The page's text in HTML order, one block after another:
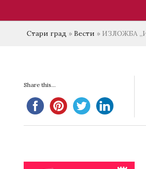
Стари град » Вести » ИЗЛОЖБА
Share this...